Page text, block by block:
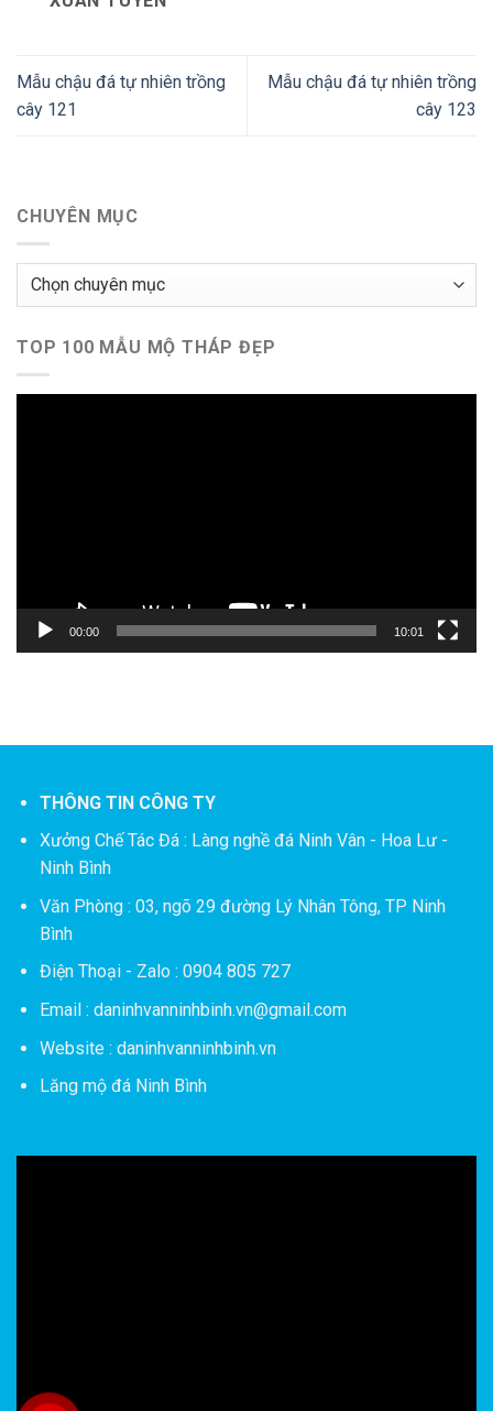
Mẫu chậu đá tự nhiên trồng
cây 121
Mẫu chậu đá tự nhiên trồng
cây 123
CHUYÊN MỤC
Chuyên
TOP 100 MẪU MỘ THÁP ĐẸP
00:00 10:01
THÔNG TIN CÔNG TY
Xưởng Chế Tác Đá : Làng nghề đá Ninh Vân - Hoa Lư -
Ninh Bình
Văn Phòng : 03, ngõ 29 đường Lý Nhân Tông, TP Ninh
Bình
Điện Thoại - Zalo : 0904 805 727
Email : daninhvanninhbinh.vn@gmail.com
Website : daninhvanninhbinh.vn
Lăng mộ đá Ninh Bình